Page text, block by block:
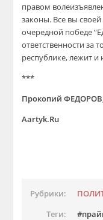
правом
законы. Все вы
очередной победе
ответственности за
республике, лежит и
***
Прокопий
Aartyk.Ru
Рубрики:
Теги: